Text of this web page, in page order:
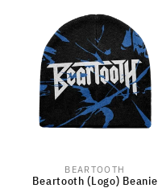
Anbieter:
BEARTOOTH
Beartooth (Logo) Beanie